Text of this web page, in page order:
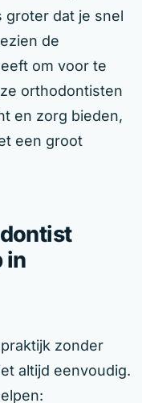
groter dat je snel
de
om voor te
orthodontisten
en zorg bieden,
een groot
in
zonder
altijd eenvoudig.